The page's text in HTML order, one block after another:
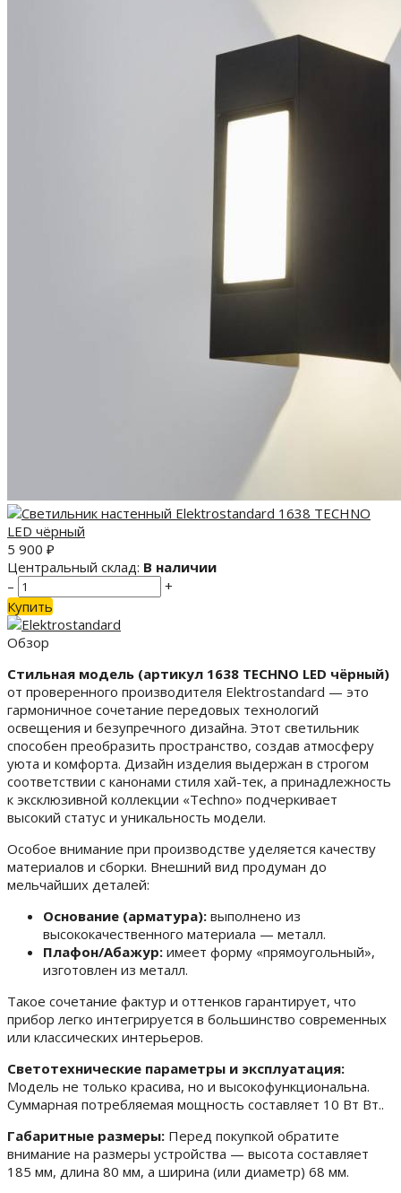
5 900 ₽
Центральный склад: В наличии
–
+
Купить
Обзор
Стильная модель (артикул 1638 TECHNO LED чёрный)
от проверенного производителя Elektrostandard — это
гармоничное сочетание передовых технологий
освещения и безупречного дизайна. Этот светильник
способен преобразить пространство, создав атмосферу
уюта и комфорта. Дизайн изделия выдержан в строгом
соответствии с канонами стиля хай-тек, а принадлежность
к эксклюзивной коллекции «Techno» подчеркивает
высокий статус и уникальность модели.
Особое внимание при производстве уделяется качеству
материалов и сборки. Внешний вид продуман до
мельчайших деталей:
Основание (арматура): выполнено из
высококачественного материала — металл.
Плафон/Абажур: имеет форму «прямоугольный»,
изготовлен из металл.
Такое сочетание фактур и оттенков гарантирует, что
прибор легко интегрируется в большинство современных
или классических интерьеров.
Светотехнические параметры и эксплуатация:
Модель не только красива, но и высокофункциональна.
Суммарная потребляемая мощность составляет 10 Вт Вт..
Габаритные размеры: Перед покупкой обратите
внимание на размеры устройства — высота составляет
185 мм, длина 80 мм, а ширина (или диаметр) 68 мм.